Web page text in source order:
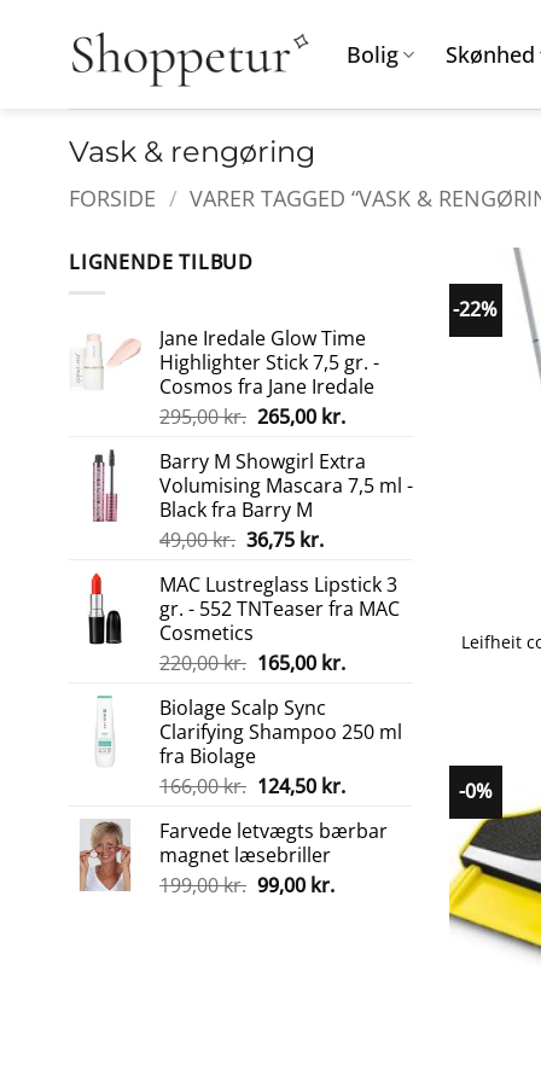
Bolig Skønhed
Vask & rengøring
FORSIDE / VARER TAGGED “VASK &
LIGNENDE TILBUD
Jane Iredale Glow Time
Highlighter Stick 7,5 gr. -
Cosmos fra Jane Iredale
295,00kr. Den
pris
var:
295,00 kr..
265,00 kr.Den
pris
er:
Barry M Showgirl Extra
Volumising Mascara 7,5 ml -
Black fra Barry M
49,00kr. Den
pris
var:
49,00 kr..
36,75 kr.Den
pris
er:
MAC Lustreglass Lipstick 3
gr. - 552 TNTeaser fra MAC
Cosmetics
220,00kr. Den
pris
var:
220,00 kr..
165,00 kr.Den
er:
Biolage Scalp Sync
Clarifying Shampoo 250 ml
fra Biolage
166,00kr. Den
pris
var:
166,00 kr..
124,50 kr.Den
pris
Farvede letvægts bærbar
magnet læsebriller
199,00kr. Den
99,00 kr.Den
-22%
-0%